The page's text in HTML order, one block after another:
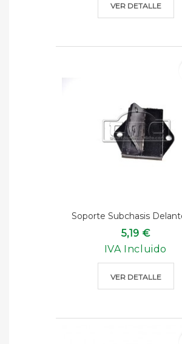
VER DETALLE
Soporte Subchasis
5,19 €
IVA Incluido
VER DETALLE